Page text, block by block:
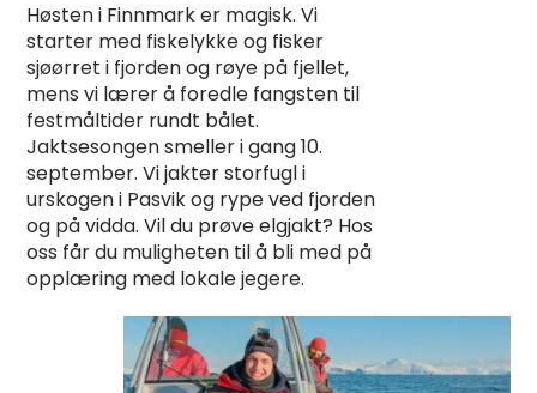
Høsten i Finnmark er magisk. Vi
starter med fiskelykke og fisker
sjøørret i fjorden og røye på fjellet,
mens vi lærer å foredle fangsten til
festmåltider rundt bålet.
Jaktsesongen smeller i gang 10.
september. Vi jakter storfugl i
urskogen i Pasvik og rype ved fjorden
og på vidda. Vil du prøve elgjakt? Hos
oss får du muligheten til å bli med på
opplæring med lokale jegere.